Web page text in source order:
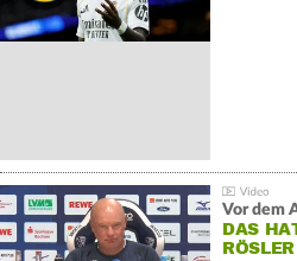
Vor dem
DAS